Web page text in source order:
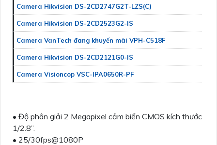
Camera Hikvision DS-2CD2747G2T-LZS(C)
Camera Hikvision DS-2CD2523G2-IS
Camera VanTech đang khuyến mãi VPH-C518F
Camera Hikvision DS-2CD2121G0-IS
Camera Visioncop VSC-IPA0650R-PF
• Độ phân giải 2 Megapixel cảm biến CMOS kích thước
1/2.8”.
• 25/30fps@1080P